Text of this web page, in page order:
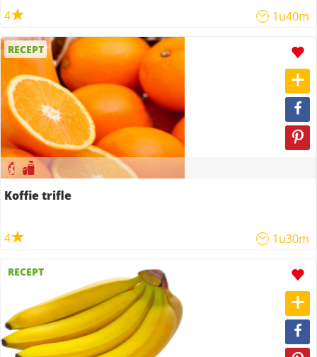
4 1u40m
RECEPT
Koffie trifle
4 1u30m
RECEPT